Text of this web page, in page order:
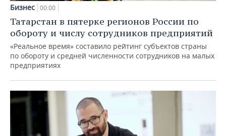
Бизнес 00:00
Татарстан в пятерке регионов России по
обороту и числу сотрудников предприятий
«Реальное время» составило рейтинг субъектов страны
по обороту и средней численности сотрудников на малых
предприятиях